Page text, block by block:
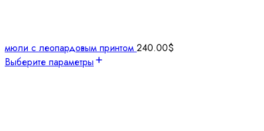
мюли с леопардовым принтом 240.00$
Выберите параметры